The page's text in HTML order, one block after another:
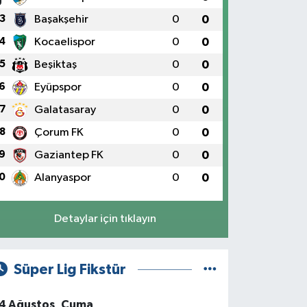
3 Başakşehir 0 0
Kocaelispor 0 0
5 Beşiktaş 0 0
Eyüpspor 0 0
7 Galatasaray 0 0
8 Çorum FK 0 0
Gaziantep FK 0 0
Alanyaspor 0 0
Detaylar için tıklayın
Süper Lig Fikstür
Ağustos, Cuma